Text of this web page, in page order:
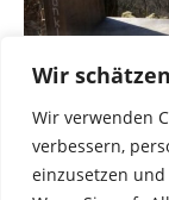
Wir
Wir verwenden
verbessern,
einzusetzen